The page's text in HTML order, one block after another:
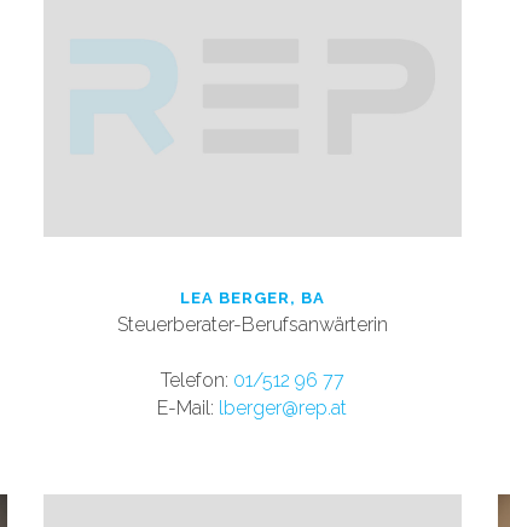
LEA BERGER, BA
Steuerberater-Berufsanwärterin
Telefon: 01/512 96 77
E-Mail: lberger@rep.at